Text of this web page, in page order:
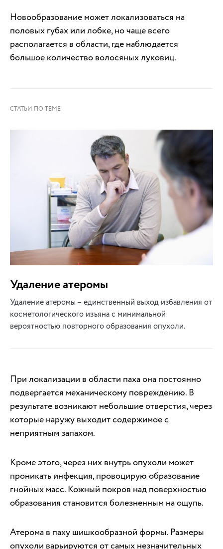
Новообразование может локализоваться на
половых губах или лобке, но чаще всего
располагается в области, где наблюдается
большое количество волосяных луковиц.
Удаление атеромы
Удаление атеромы – единственный выход избавления от
косметологического изъяна с минимальной
вероятностью повторного образования опухоли.
При локализации в области паха она постоянно
подвергается механическому повреждению. В
результате возникают небольшие отверстия, через
которые наружу выходит содержимое с
неприятным запахом.
Кроме этого, через них внутрь опухоли может
проникать инфекция, провоцирую образование
гнойных масс. Кожный покров над поверхностью
образования становится болезненным на ощупь.
Атерома в паху шишкообразной формы. Размеры
опухоли варьируются от самых незначительных